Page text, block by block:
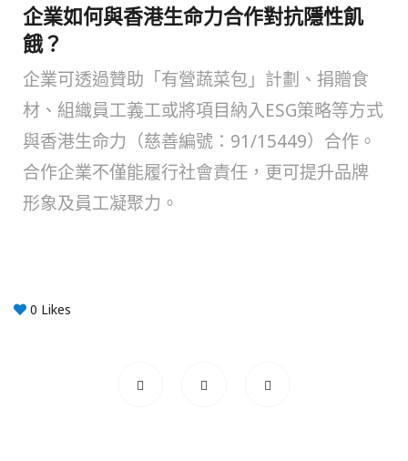
企業如何與香港生命力合作對抗隱性飢
餓？
企業可透過贊助「有營蔬菜包」計劃、捐贈食
材、組織員工義工或將項目納入ESG策略等方式
與香港生命力（慈善編號：91/15449）合作。
合作企業不僅能履行社會責任，更可提升品牌
形象及員工凝聚力。
0 Likes